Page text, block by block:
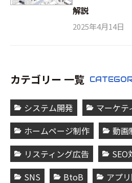
解説
2025年4月14日
カテゴリー 一覧
システム開発
マーケテ
ホームページ制作
動画
リスティング広告
SEO
SNS
BtoB アプ